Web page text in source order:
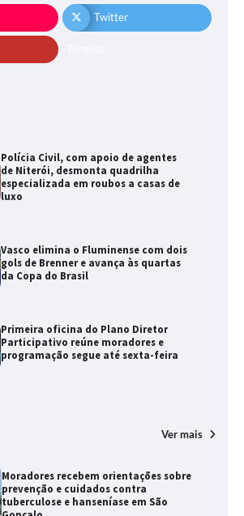
Twitter
Polícia Civil, com apoio de agentes
de Niterói, desmonta quadrilha
especializada em roubos a casas de
luxo
Vasco elimina o Fluminense com dois
gols de Brenner e avança às quartas
da Copa do Brasil
Primeira oficina do Plano Diretor
Participativo reúne moradores e
programação segue até sexta-feira
Ver mais
Moradores recebem orientações sobre
prevenção e cuidados contra
tuberculose e hanseníase em São